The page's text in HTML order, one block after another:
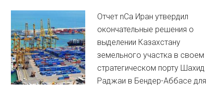
Отчет nCa Иран утвердил
окончательные решения о
выделении Казахстану
земельного участка в своем
стратегическом порту Шахид
Раджаи в Бендер-Аббасе для